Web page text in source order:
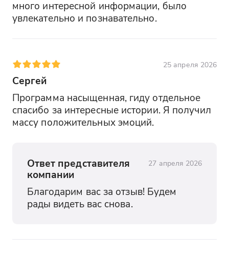
много интересной информации, было
увлекательно и познавательно.
25 апреля 2026
Сергей
Программа насыщенная, гиду отдельное
спасибо за интересные истории. Я получил
массу положительных эмоций.
Ответ представителя
компании
27 апреля 2026
Благодарим вас за отзыв! Будем
рады видеть вас снова.